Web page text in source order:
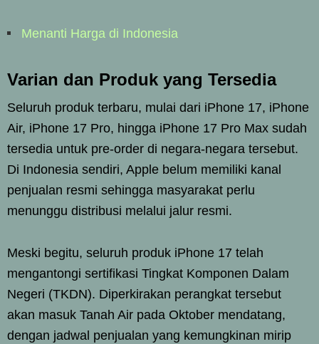
Menanti Harga di Indonesia
Varian dan Produk yang Tersedia
Seluruh produk terbaru, mulai dari iPhone 17, iPhone
Air, iPhone 17 Pro, hingga iPhone 17 Pro Max sudah
tersedia untuk pre-order di negara-negara tersebut.
Di Indonesia sendiri, Apple belum memiliki kanal
penjualan resmi sehingga masyarakat perlu
menunggu distribusi melalui jalur resmi.
Meski begitu, seluruh produk iPhone 17 telah
mengantongi sertifikasi Tingkat Komponen Dalam
Negeri (TKDN). Diperkirakan perangkat tersebut
akan masuk Tanah Air pada Oktober mendatang,
dengan jadwal penjualan yang kemungkinan mirip